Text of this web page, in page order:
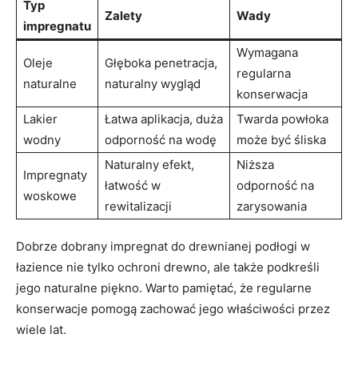
Typ
impregnatu
Zalety Wady
Oleje
naturalne
Głęboka ​penetracja,
naturalny wygląd
Wymagana
regularna
⁣konserwacja
Lakier
wodny
Łatwa aplikacja, duża
⁤odporność na wodę
Twarda powłoka
może być‍ śliska
Impregnaty
woskowe
Naturalny efekt, ​
łatwość w
rewitalizacji
Niższa
odporność na
zarysowania
Dobrze dobrany‍ impregnat do drewnianej podłogi ⁣w
łazience nie tylko⁣ ochroni drewno, ale ⁤także podkreśli
jego ⁤naturalne piękno. Warto ⁤pamiętać, że​ regularne
konserwacje pomogą zachować‍ jego właściwości przez
wiele lat.